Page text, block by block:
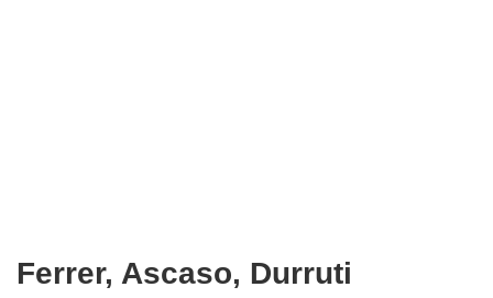
Ferrer, Ascaso, Durruti